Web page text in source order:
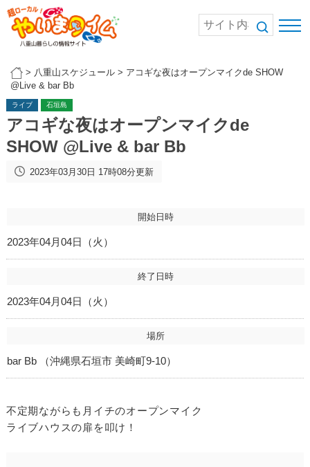
> 八重山スケジュール> アコギな夜はオープンマイクde SHOW
@Live & bar Bb
ライブ 石垣島
アコギな夜はオープンマイクde
SHOW @Live & bar Bb
2023年03月30日 17時08分更新
開始日時
2023年04月04日（火）
終了日時
2023年04月04日（火）
場所
bar Bb （沖縄県石垣市 美崎町9-10）
不定期ながらも月イチのオープンマイク
ライブハウスの扉を叩け！